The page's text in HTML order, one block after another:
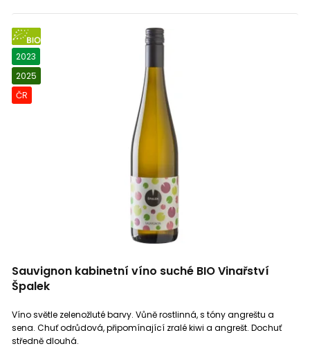
BIO
2023
2025
ČR
Sauvignon kabinetní víno suché BIO Vinařství
Špalek
Víno světle zelenožluté barvy. Vůně rostlinná, s tóny angreštu a
sena. Chuť odrůdová, připomínající zralé kiwi a angrešt. Dochuť
středně dlouhá.